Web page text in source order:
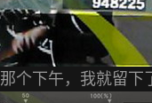
个下午，我就留下